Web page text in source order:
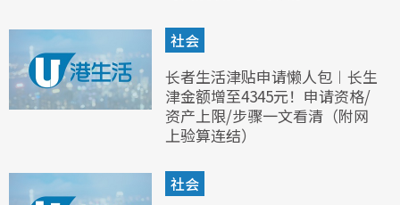
社会
长者生活津贴申请懒人包︱长生
津金额增至4345元！申请资格/
资产上限/步骤一文看清（附网
上验算连结）
社会